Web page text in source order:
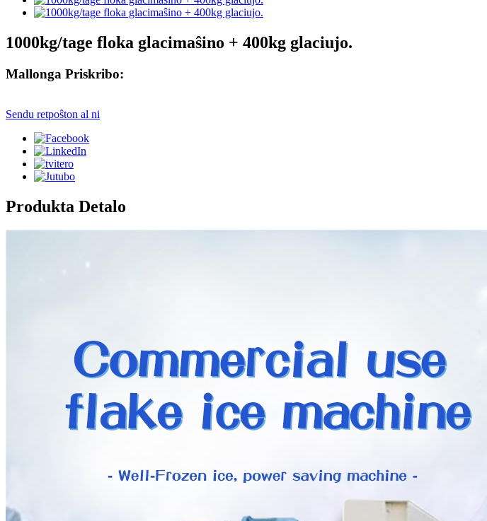
1000kg/tage floka glacimaŝino + 400kg glaciujo.
Mallonga Priskribo:
Sendu retpoŝton al ni
Produkta Detalo